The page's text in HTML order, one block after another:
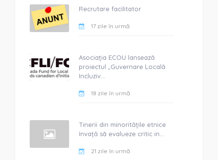
Recrutare facilitator
17 zile în urmă
Asociația ECOU lansează
proiectul „Guvernare Locală
Incluziv...
18 zile în urmă
Tinerii din minoritățile etnice
învață să evalueze critic in...
21 zile în urmă